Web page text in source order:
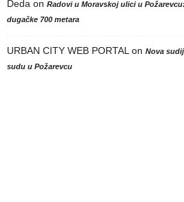
Deda on Radovi u Moravskoj ulici u
dugačke 700 metara
URBAN CITY WEB PORTAL on Nova
sudu u Požarevcu